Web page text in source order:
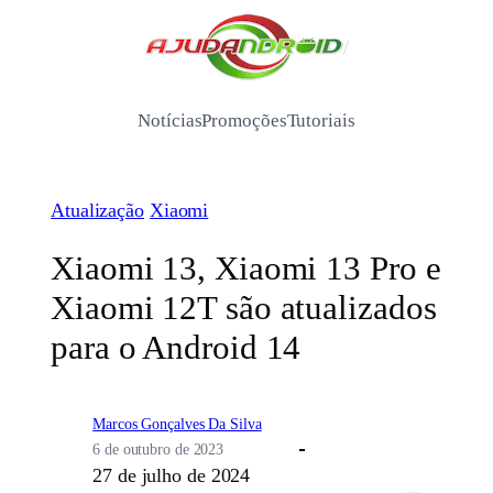
/
NotíciasPromoçõesTutoriais
Atualização Xiaomi
Xiaomi 13, Xiaomi 13 Pro e
Xiaomi 12T são atualizados
para o Android 14
Marcos Gonçalves Da Silva
6 de outubro de 2023
27 de julho de 2024